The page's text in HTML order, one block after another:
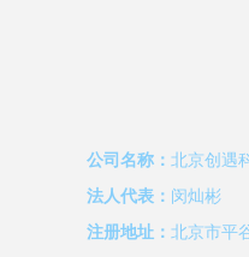
公司名称： 北京创遇
法人代表： 闵灿彬
注册地址： 北京市平